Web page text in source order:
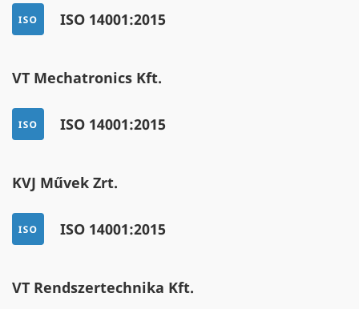
ISO 14001:2015
VT Mechatronics Kft.
ISO 14001:2015
KVJ Művek Zrt.
ISO 14001:2015
VT Rendszertechnika Kft.